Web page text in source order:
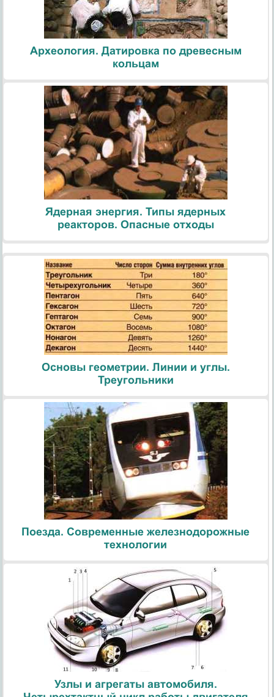
Археология. Датировка по древесным
кольцам
Ядерная энергия. Типы ядерных
реакторов. Опасные отходы
Основы геометрии. Линии и углы.
Треугольники
Поезда. Современные железнодорожные
технологии
Узлы и агрегаты автомобиля.